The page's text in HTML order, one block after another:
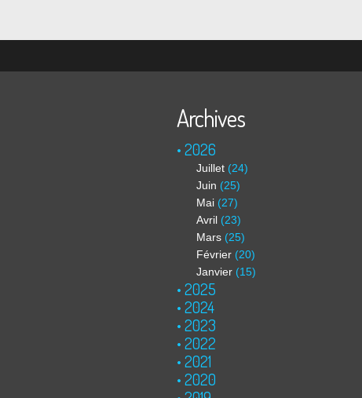
Archives
2026
Juillet (24)
Juin (25)
Mai (27)
Avril (23)
Mars (25)
Février (20)
Janvier (15)
2025
2024
2023
2022
2021
2020